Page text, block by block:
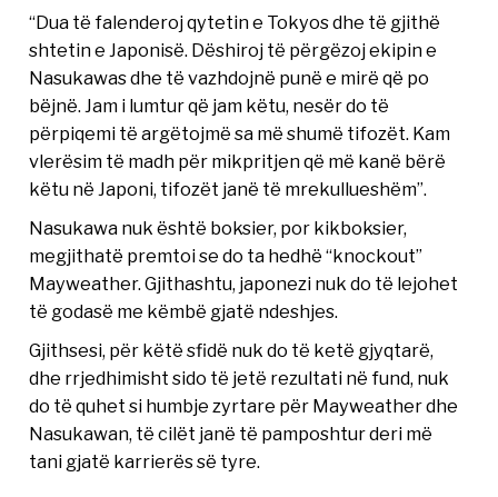
“Dua të falenderoj qytetin e Tokyos dhe të gjithë
shtetin e Japonisë. Dëshiroj të përgëzoj ekipin e
Nasukawas dhe të vazhdojnë punë e mirë që po
bëjnë. Jam i lumtur që jam këtu, nesër do të
përpiqemi të argëtojmë sa më shumë tifozët. Kam
vlerësim të madh për mikpritjen që më kanë bërë
këtu në Japoni, tifozët janë të mrekullueshëm”.
Nasukawa nuk është boksier, por kikboksier,
megjithatë premtoi se do ta hedhë “knockout”
Mayweather. Gjithashtu, japonezi nuk do të lejohet
të godasë me këmbë gjatë ndeshjes.
Gjithsesi, për këtë sfidë nuk do të ketë gjyqtarë,
dhe rrjedhimisht sido të jetë rezultati në fund, nuk
do të quhet si humbje zyrtare për Mayweather dhe
Nasukawan, të cilët janë të pamposhtur deri më
tani gjatë karrierës së tyre.